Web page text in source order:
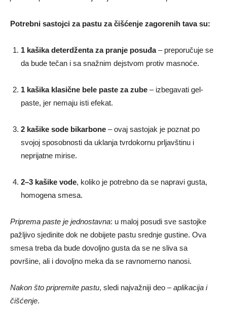
Potrebni sastojci za pastu za čišćenje zagorenih tava su:
1 kašika deterdženta za pranje posuđa– preporučuje se
da bude tečan i sa snažnim dejstvom protiv masnoće.
1 kašika klasične bele paste za zube – izbegavati gel-
paste, jer nemaju isti efekat.
2 kašike sode bikarbone – ovaj sastojak je poznat po
svojoj sposobnosti da uklanja tvrdokornu prljavštinu i
neprijatne mirise.
2–3 kašike vode, koliko je potrebno da se napravi gusta,
homogena smesa.
Priprema paste je jednostavna: u maloj posudi sve sastojke
pažljivo sjedinite dok ne dobijete pastu srednje gustine. Ova
smesa treba da bude dovoljno gusta da se ne sliva sa
površine, ali i dovoljno meka da se ravnomerno nanosi.
Nakon što pripremite pastu, sledi najvažniji deo –aplikacija i
čišćenje.